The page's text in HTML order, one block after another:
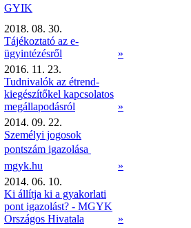
GYIK
2018. 08. 30.
Tájékoztató az e-
ügyintézésről
»
2016. 11. 23.
Tudnivalók az étrend-
kiegészítőkel kapcsolatos
megállapodásról
»
2014. 09. 22.
Személyi jogosok
pontszám igazolása 
mgyk.hu
»
2014. 06. 10.
Ki állítja ki a gyakorlati
pont igazolást? - MGYK
Országos Hivatala
»